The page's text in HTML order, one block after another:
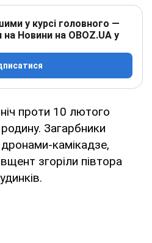
у курсі головного —
на Новини на OBOZ.UA у
ніч проти 10 лютого
Загарбники
камікадзе,
згоріли півтора